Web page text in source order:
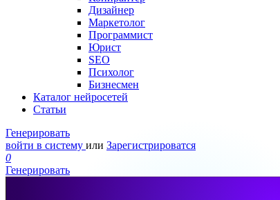
Дизайнер
Маркетолог
Программист
Юрист
SEO
Психолог
Бизнесмен
Каталог нейросетей
Статьи
Генерировать
войти в систему или Зарегистрироватся
0
Генерировать